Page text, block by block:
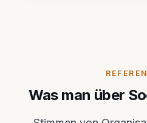
Was man über